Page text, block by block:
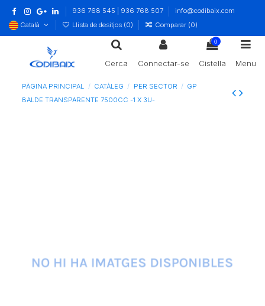
936 768 545 | 936 768 507
info@codibaix.com
Català
Llista de desitjos (0) Comparar (0)
Cerca Connectar-se
0
Cistella Menu
PÀGINA PRINCIPAL CATÀLEG PER SECTOR
GP
BALDE TRANSPARENTE 7500CC -1 X 3U-